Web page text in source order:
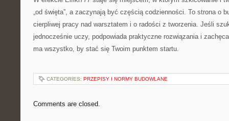
„od święta”, a zaczynają być częścią codzienności. To strona o
cierpliwej pracy nad warsztatem i o radości z tworzenia. Jeśli
jednocześnie uczy, podpowiada praktyczne rozwiązania i
ma wszystko, by stać się Twoim punktem startu.
CATEGORIES: PRZEPISY I NORMY BUDOWLANE
Comments are closed.